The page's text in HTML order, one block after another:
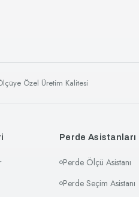
Özel Üretim Kalitesi
Perde Asistanları
Perde Ölçü Asistanı
Perde Seçim Asistanı